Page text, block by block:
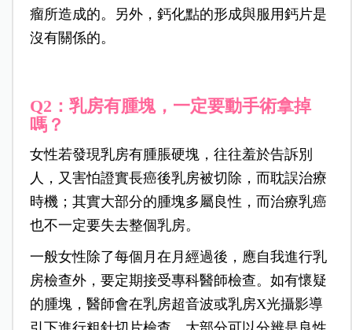
瘤所造成的。另外，鈣化點的形成與服用鈣片是
沒有關係的。
Q2：乳房有腫塊，一定要動手術拿掉
嗎？
女性若發現乳房有腫脹硬塊，往往羞於告訴別
人，又害怕證實長癌後乳房被切除，而耽誤治療
時機；其實大部分的腫塊多屬良性，而治療乳癌
也不一定要失去整個乳房。
一般女性除了每個月在月經過後，應自我進行乳
房檢查外，要定期接受專科醫師檢查。如有懷疑
的腫塊，醫師會在乳房超音波或乳房X光攝影導